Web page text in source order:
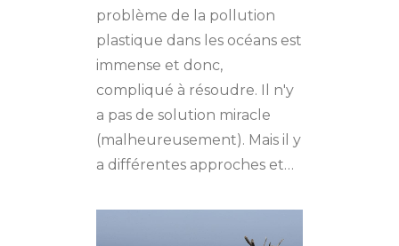
problème de la pollution
plastique dans les océans est
immense et donc,
compliqué à résoudre. Il n'y
a pas de solution miracle
(malheureusement). Mais il y
a différentes approches et…